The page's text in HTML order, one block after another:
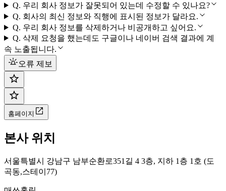
Q. 우리 회사 정보가 잘못되어 있는데 수정할 수 있나요?
Q. 회사의 최신 정보와 직행에 표시된 정보가 달라요.
Q. 우리 회사 정보를 삭제하거나 비공개하고 싶어요.
Q. 삭제 요청을 했는데도 구글이나 네이버 검색 결과에 계
속 노출됩니다.
오류 제보
홈페이지
본사 위치
서울특별시 강남구 남부순환로351길 4 3층, 지하 1층 1호 (도
곡동,스테이77)